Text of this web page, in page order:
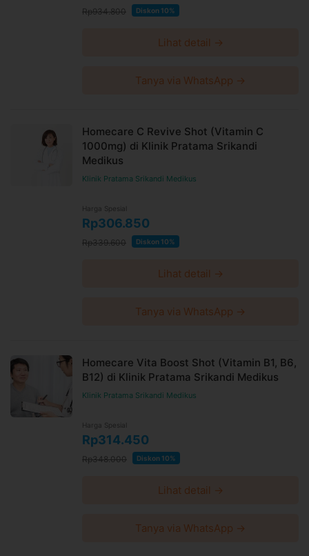
Rp934.800 Diskon 10%
Lihat detail →
Tanya via WhatsApp →
Homecare C Revive Shot (Vitamin C
1000mg) di Klinik Pratama Srikandi
Medikus
Klinik Pratama Srikandi Medikus
Harga Spesial
Rp306.850
Rp339.600 Diskon 10%
Lihat detail →
Tanya via WhatsApp →
Homecare Vita Boost Shot (Vitamin B1, B6,
B12) di Klinik Pratama Srikandi Medikus
Klinik Pratama Srikandi Medikus
Harga Spesial
Rp314.450
Rp348.000 Diskon 10%
Lihat detail →
Tanya via WhatsApp →